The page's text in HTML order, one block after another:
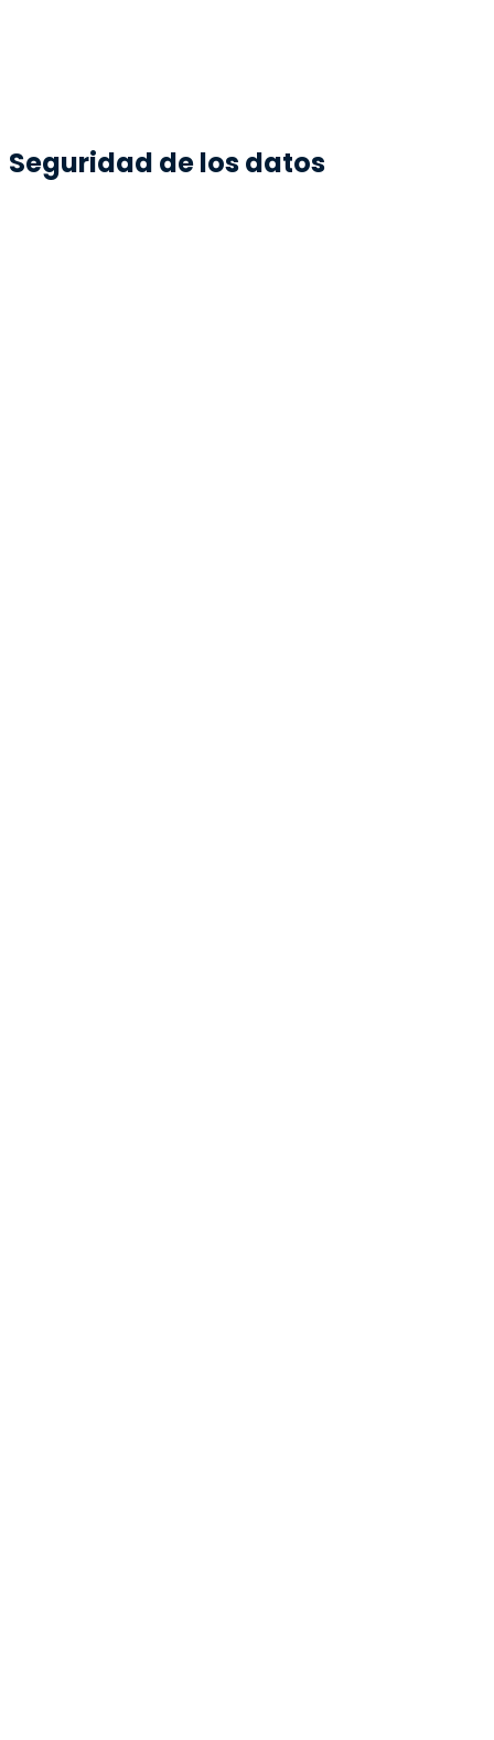
Seguridad de los datos